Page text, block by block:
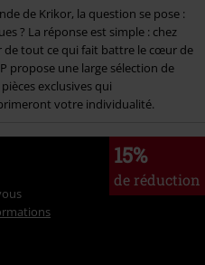
de Krikor, la question se pose :
? La réponse est simple : chez
de tout ce qui fait battre le cœur de
propose une large sélection de
exclusives qui
votre individualité.
15%
de réduction